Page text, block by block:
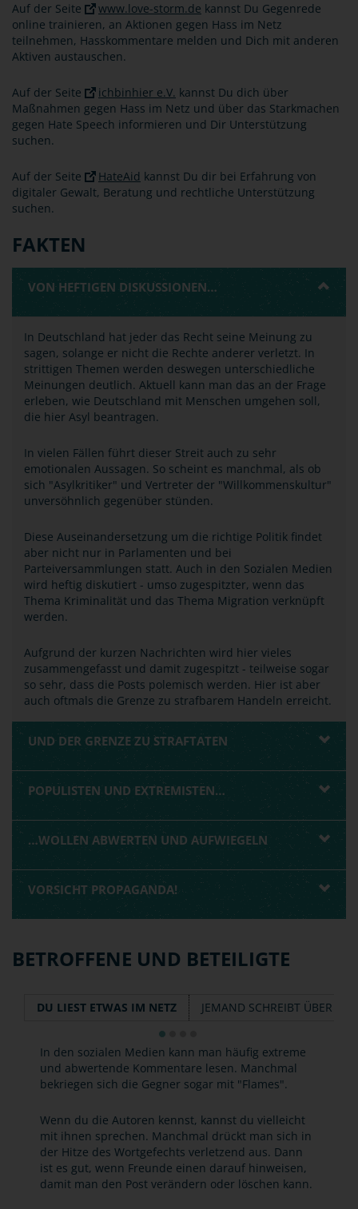
Auf der Seite www.love-storm.de kannst Du Gegenrede
online trainieren, an Aktionen gegen Hass im Netz
teilnehmen, Hasskommentare melden und Dich mit anderen
Aktiven austauschen.
Auf der Seite ichbinhier e.V. kannst Du dich über
Maßnahmen gegen Hass im Netz und über das Starkmachen
gegen Hate Speech informieren und Dir Unterstützung
suchen.
Auf der Seite HateAid kannst Du dir bei Erfahrung von
digitaler Gewalt, Beratung und rechtliche Unterstützung
suchen.
FAKTEN
VON HEFTIGEN DISKUSSIONEN…
In Deutschland hat jeder das Recht seine Meinung zu
sagen, solange er nicht die Rechte anderer verletzt. In
strittigen Themen werden deswegen unterschiedliche
Meinungen deutlich. Aktuell kann man das an der Frage
erleben, wie Deutschland mit Menschen umgehen soll,
die hier Asyl beantragen.
In vielen Fällen führt dieser Streit auch zu sehr
emotionalen Aussagen. So scheint es manchmal, als ob
sich "Asylkritiker" und Vertreter der "Willkommenskultur"
unversöhnlich gegenüber stünden.
Diese Auseinandersetzung um die richtige Politik findet
aber nicht nur in Parlamenten und bei
Parteiversammlungen statt. Auch in den Sozialen Medien
wird heftig diskutiert - umso zugespitzter, wenn das
Thema Kriminalität und das Thema Migration verknüpft
werden.
Aufgrund der kurzen Nachrichten wird hier vieles
zusammengefasst und damit zugespitzt - teilweise sogar
so sehr, dass die Posts polemisch werden. Hier ist aber
auch oftmals die Grenze zu strafbarem Handeln erreicht.
UND DER GRENZE ZU STRAFTATEN
POPULISTEN UND EXTREMISTEN…
…WOLLEN ABWERTEN UND AUFWIEGELN
VORSICHT PROPAGANDA!
BETROFFENE UND BETEILIGTE
DU LIEST ETWAS IM NETZ JEMAND SCHREIBT ÜBER
In den sozialen Medien kann man häufig extreme
und abwertende Kommentare lesen. Manchmal
bekriegen sich die Gegner sogar mit "Flames".
Wenn du die Autoren kennst, kannst du vielleicht
mit ihnen sprechen. Manchmal drückt man sich in
der Hitze des Wortgefechts verletzend aus. Dann
ist es gut, wenn Freunde einen darauf hinweisen,
damit man den Post verändern oder löschen kann.